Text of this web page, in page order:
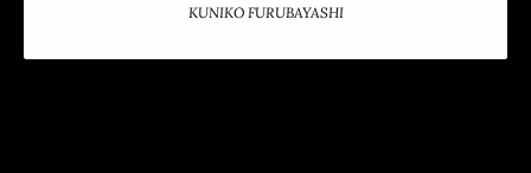
KUNIKO FURUBAYASHI